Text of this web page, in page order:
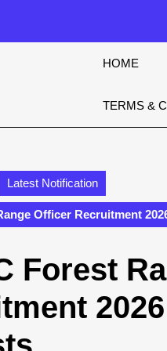
HOME
TERMS &
Latest Notification
Officer Recruitment
Forest